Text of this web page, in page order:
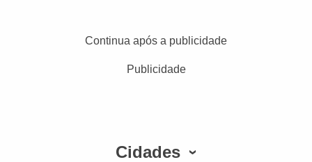
Continua após a publicidade
Publicidade
Cidades